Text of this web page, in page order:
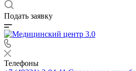
Подать заявку
Телефоны